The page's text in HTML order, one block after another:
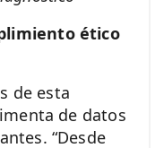
ético
de esta
de datos
“Desde